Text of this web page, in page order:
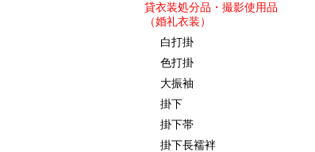
貸衣装処分品・撮影使用品
（婚礼衣装）
白打掛
色打掛
大振袖
掛下
掛下帯
掛下長襦袢